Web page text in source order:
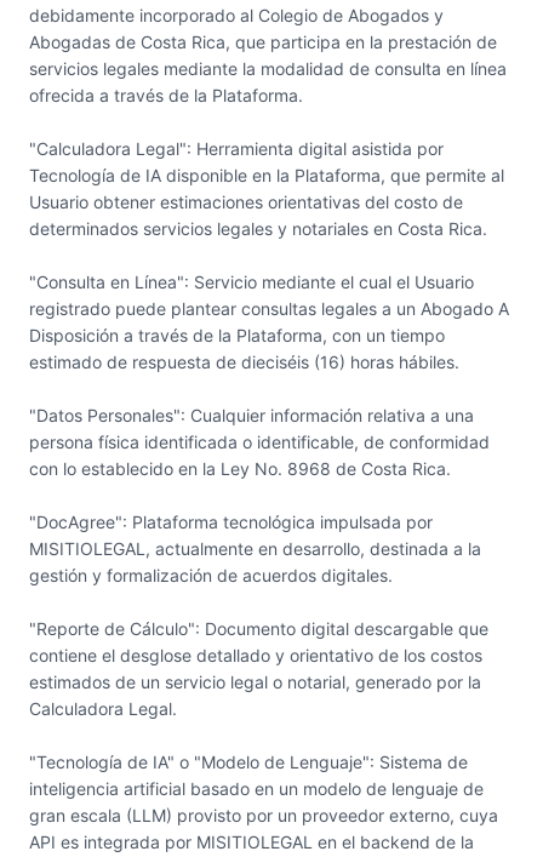
debidamente incorporado al Colegio de Abogados y
Abogadas de Costa Rica, que participa en la prestación de
servicios legales mediante la modalidad de consulta en línea
ofrecida a través de la Plataforma.
"Calculadora Legal": Herramienta digital asistida por
Tecnología de IA disponible en la Plataforma, que permite al
Usuario obtener estimaciones orientativas del costo de
determinados servicios legales y notariales en Costa Rica.
"Consulta en Línea": Servicio mediante el cual el Usuario
registrado puede plantear consultas legales a un Abogado A
Disposición a través de la Plataforma, con un tiempo
estimado de respuesta de dieciséis (16) horas hábiles.
"Datos Personales": Cualquier información relativa a una
persona física identificada o identificable, de conformidad
con lo establecido en la Ley No. 8968 de Costa Rica.
"DocAgree": Plataforma tecnológica impulsada por
MISITIOLEGAL, actualmente en desarrollo, destinada a la
gestión y formalización de acuerdos digitales.
"Reporte de Cálculo": Documento digital descargable que
contiene el desglose detallado y orientativo de los costos
estimados de un servicio legal o notarial, generado por la
Calculadora Legal.
"Tecnología de IA" o "Modelo de Lenguaje": Sistema de
inteligencia artificial basado en un modelo de lenguaje de
gran escala (LLM) provisto por un proveedor externo, cuya
API es integrada por MISITIOLEGAL en el backend de la